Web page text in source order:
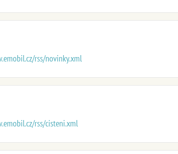
rss/novinky.xml
rss/cisteni.xml